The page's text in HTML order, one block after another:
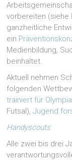
vorbereiten (siehe
ganzheitliche
ein
Medienbildung,
beinhaltet.
Aktuell nehmen
folgenden
trainiert für Olympia
Futsal), Jugend
Handyscouts
Alle zwei bis drei